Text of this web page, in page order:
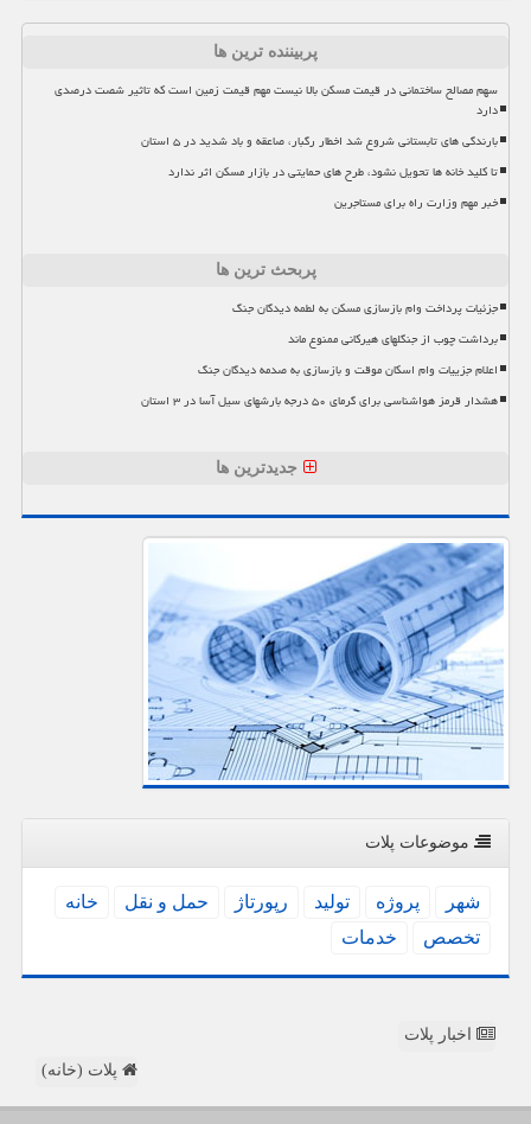
پربیننده ترین ها
سهم مصالح ساختمانی در قیمت مسکن بالا نیست مهم قیمت زمین است که تاثیر شصت درصدی
دارد
بارندگی های تابستانی شروع شد اخطار رگبار، صاعقه و باد شدید در ۵ استان
تا کلید خانه ها تحویل نشود، طرح های حمایتی در بازار مسکن اثر ندارد
خبر مهم وزارت راه برای مستاجرین
پربحث ترین ها
جزئیات پرداخت وام بازسازی مسکن به لطمه دیدگان جنگ
برداشت چوب از جنگلهای هیرکانی ممنوع ماند
اعلام جزییات وام اسکان موقت و بازسازی به صدمه دیدگان جنگ
هشدار قرمز هواشناسی برای گرمای ۵۰ درجه بارشهای سیل آسا در ۳ استان
جدیدترین ها
موضوعات پلات
شهر پروژه تولید رپورتاژ حمل و نقل
خانه
تخصص
خدمات
اخبار پلات
پلات (خانه)